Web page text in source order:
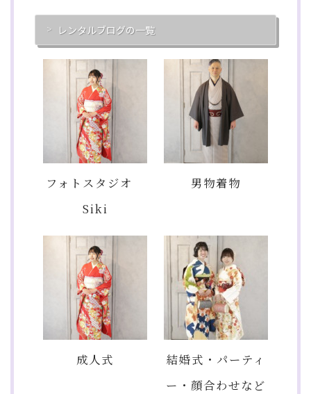
レンタルブログの一覧
フォトスタジオ
Siki
男物着物
成人式
結婚式・パーティ
ー・顔合わせなど